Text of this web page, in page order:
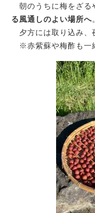
朝のうちに梅をざる
る風通しのよい場所へ
夕方には取り込み、
※赤紫蘇や梅酢も一